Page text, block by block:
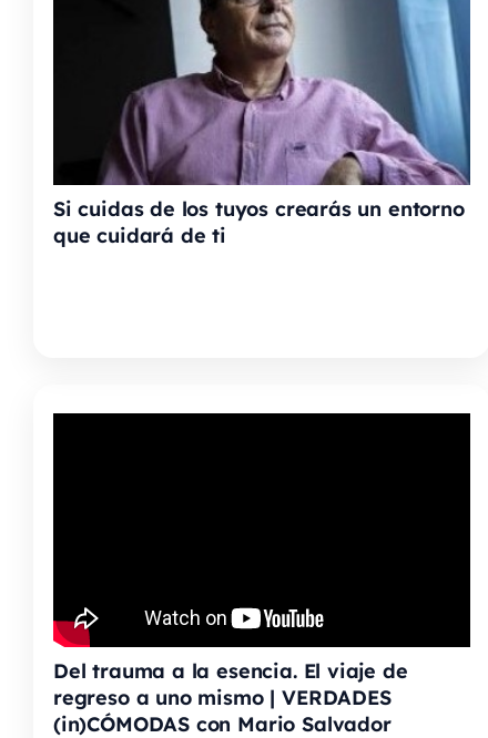
Si cuidas de los tuyos crearás un entorno
que cuidará de ti
Del trauma a la esencia. El viaje de
regreso a uno mismo | VERDADES
(in)CÓMODAS con Mario Salvador